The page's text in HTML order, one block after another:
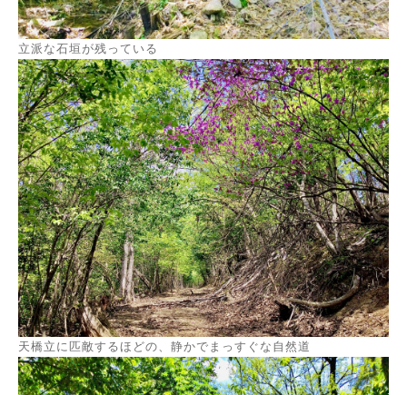
立派な石垣が残っている
天橋立に匹敵するほどの、静かでまっすぐな自然道